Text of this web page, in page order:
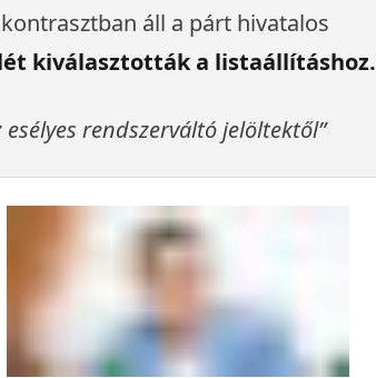
áll a párt hivatalos
kiválasztották a listaállításhoz.
rendszerváltó jelöltektől